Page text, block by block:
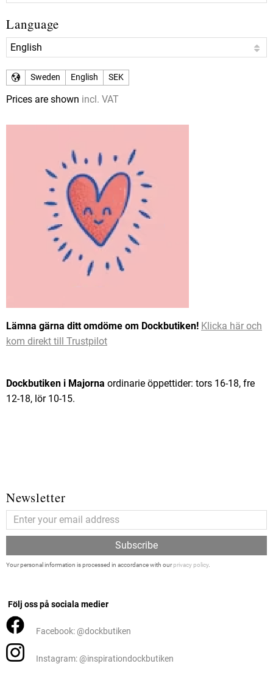
Language
Sweden English SEK
Prices are shown incl. VAT
Lämna gärna ditt omdöme om Dockbutiken! Klicka här och
kom direkt till Trustpilot
Dockbutiken i Majorna ordinarie öppettider: tors 16-18, fre
12-18, lör 10-15.
Newsletter
Subscribe
Your personal information is processed in accordance with ourprivacy policy.
Följ oss på sociala medier
Facebook: @dockbutiken
Instagram: @inspirationdockbutiken